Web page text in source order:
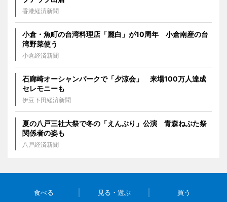
香港経済新聞
小倉・魚町の台湾料理店「麗白」が10周年 小倉南産の台
湾野菜使う
小倉経済新聞
石廊崎オーシャンパークで「夕涼会」 来場100万人達成
セレモニーも
伊豆下田経済新聞
夏の八戸三社大祭で冬の「えんぶり」公演 青森ねぶた祭
関係者の姿も
八戸経済新聞
食べる 見る・遊ぶ 買う